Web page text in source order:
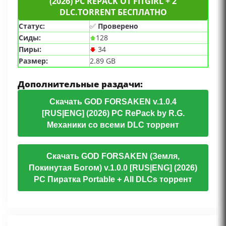
DLC.TORRENT БЕСПЛАТНО
Статус: ✅ Проверено
Сиды:
128
Пиры:
34
Размер:
2.89 GB
Дополнительные раздачи:
Скачать GOD FORSAKEN v.1.0.4
[RUS|ENG] (2026) PC RePack by R.G.
Механики со всеми DLC торрент
Скачать GOD FORSAKEN (Земля,
Покинутая Богом) v.1.0.0 [RUS|ENG] (2026)
PC Пиратка Portable + All DLCs торрент